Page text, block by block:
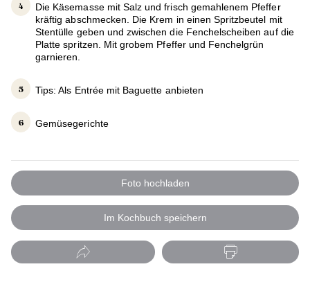
Die Käsemasse mit Salz und frisch gemahlenem Pfeffer
kräftig abschmecken. Die Krem in einen Spritzbeutel mit
Stentülle geben und zwischen die Fenchelscheiben auf die
Platte spritzen. Mit grobem Pfeffer und Fenchelgrün
garnieren.
Tips: Als Entrée mit Baguette anbieten
Gemüsegerichte
Foto hochladen
Im Kochbuch speichern